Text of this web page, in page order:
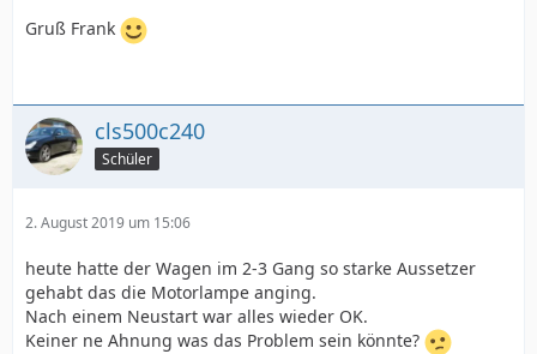
Gruß Frank
cls500c240
Schüler
2. August 2019 um 15:06
heute hatte der Wagen im 2-3 Gang so starke Aussetzer
gehabt das die Motorlampe anging.
Nach einem Neustart war alles wieder OK.
Keiner ne Ahnung was das Problem sein könnte?